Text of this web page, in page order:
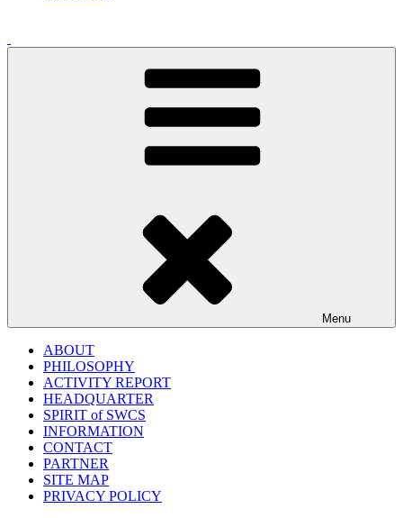
Menu
ABOUT
PHILOSOPHY
ACTIVITY REPORT
HEADQUARTER
SPIRIT of SWCS
INFORMATION
CONTACT
PARTNER
SITE MAP
PRIVACY POLICY